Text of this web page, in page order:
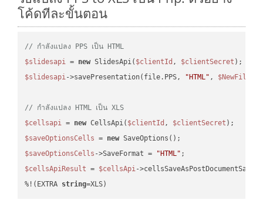
โค้ดทีละขั้นตอน
// กำลังแปลง PPS เป็น HTML
$slidesapi = new SlidesApi( $clientId , $clientSecret
$slidesapi->savePresentation(file.PPS, "HTML" , $NewFile
// กำลังแปลง HTML เป็น XLS
$cellsapi = new CellsApi( $clientId , $clientSecret
$saveOptionsCells = new
$saveOptionsCells ->SaveFormat = "HTML"
$cellsApiResult = $cellsApi-
%!(EXTRA string=XLS)